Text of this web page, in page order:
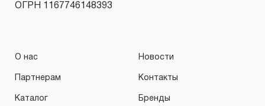
2. Понятие «ОГРАНИЧЕННАЯ ГАРАНТИЯ»
2.1 На инструмент, имеющий в своей конструкции
КИНЕМАТИЧЕСКУЮ СХЕМУ (МЕХАНИЗМ)
ОГРН 1167746148393
О нас Новости
Партнерам Контакты
Каталог Бренды